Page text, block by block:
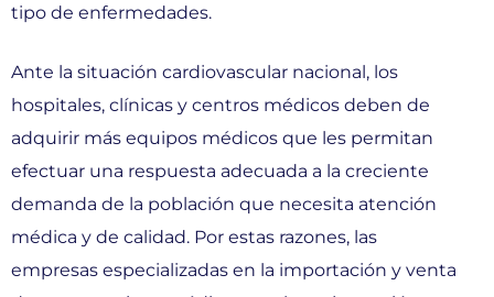
tipo de enfermedades.
Ante la situación cardiovascular nacional, los
hospitales, clínicas y centros médicos deben de
adquirir más equipos médicos que les permitan
efectuar una respuesta adecuada a la creciente
demanda de la población que necesita atención
médica y de calidad. Por estas razones, las
empresas especializadas en la importación y venta